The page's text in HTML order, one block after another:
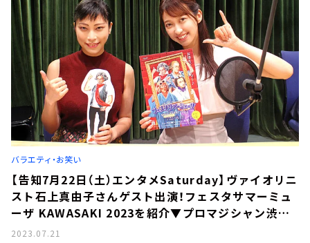
バラエティ・お笑い
【告知7月22日（土）エンタメSaturday】ヴァイオリニ
スト石上真由子さんゲスト出演！フェスタサマーミュ
ーザ KAWASAKI 2023を紹介▼プロマジシャン渋谷
慶太さんが「魔法使いアキットのマジカルラジオ」ゲ
2023.07.21